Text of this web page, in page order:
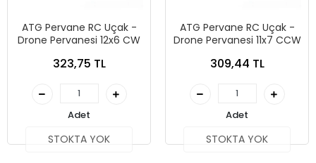
ATG Pervane RC Uçak -
Drone Pervanesi 12x6 CW
323,75 TL
Adet
STOKTA YOK
ATG Pervane RC Uçak -
Drone Pervanesi 11x7 CCW
309,44 TL
Adet
STOKTA YOK